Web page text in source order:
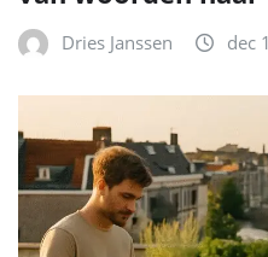
Dries Janssen dec